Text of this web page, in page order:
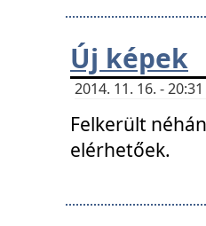
Új képek
2014. 11. 16. -
Felkerült
elérhetőek.